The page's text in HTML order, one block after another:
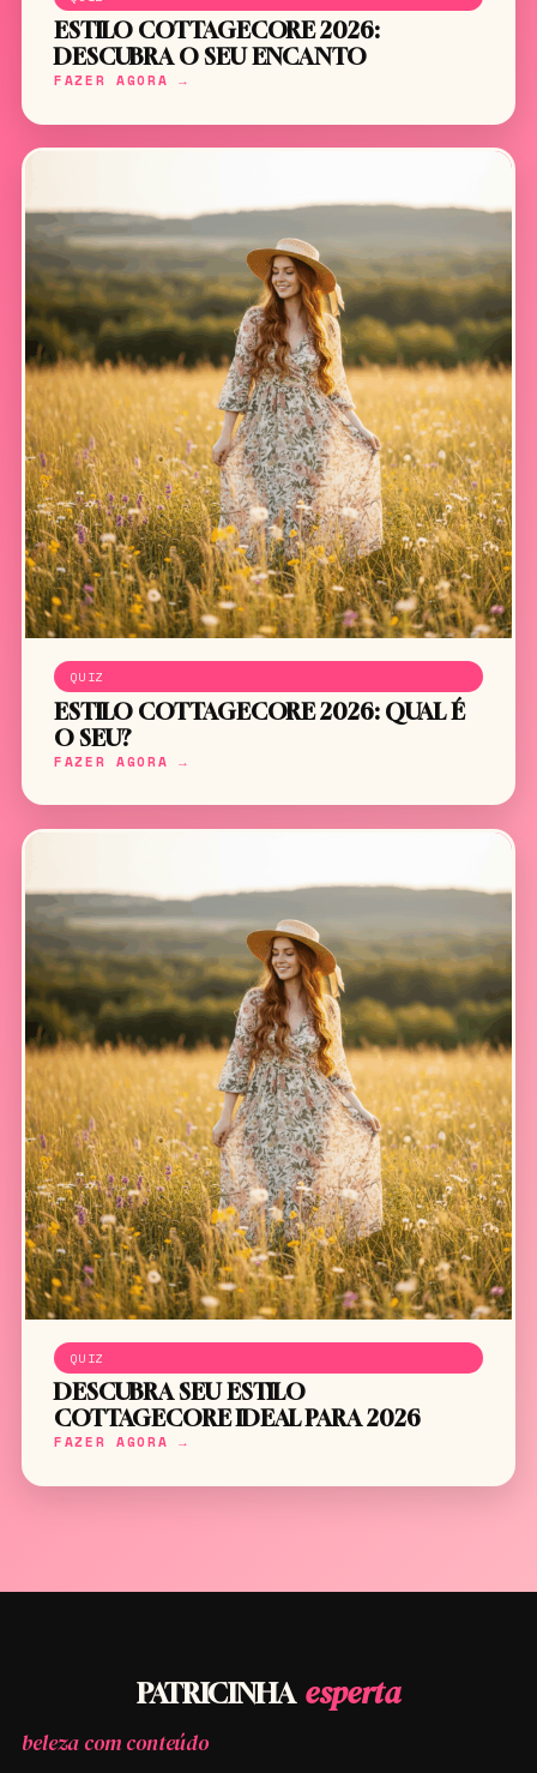
ESTILO COTTAGECORE 2026:
DESCUBRA O SEU ENCANTO
FAZER AGORA →
QUIZ
ESTILO COTTAGECORE 2026: QUAL É
O SEU?
FAZER AGORA →
QUIZ
DESCUBRA SEU ESTILO
COTTAGECORE IDEAL PARA 2026
FAZER AGORA →
PATRICINHA esperta
beleza com conteúdo